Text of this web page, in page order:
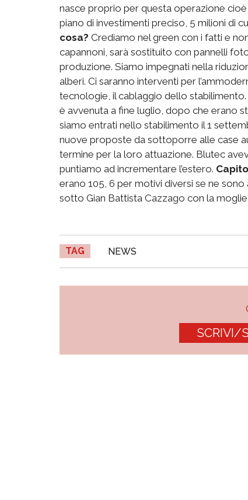
nasce proprio per questa operazione
piano di investimenti preciso, 5 milioni di
cosa? Crediamo nel green con i fatti e
capannoni, sarà sostituito con pannelli
produzione. Siamo impegnati nella
alberi. Ci saranno interventi per
tecnologie, il cablaggio dello
è avvenuta a fine luglio, dopo che erano
siamo entrati nello stabilimento il 1
nuove proposte da sottoporre alle case
termine per la loro attuazione. Blutec
puntiamo ad incrementare l’estero.
erano 105, 6 per motivi diversi se ne
sotto Gian Battista Cazzago con la
TAG NEWS
SCRIVI/